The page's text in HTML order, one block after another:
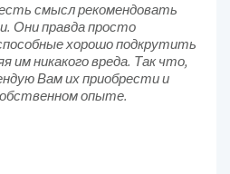
смысл рекомендовать
Они правда просто
хорошо подкрутить
им никакого вреда. Так что,
Вам их приобрести и
опыте.